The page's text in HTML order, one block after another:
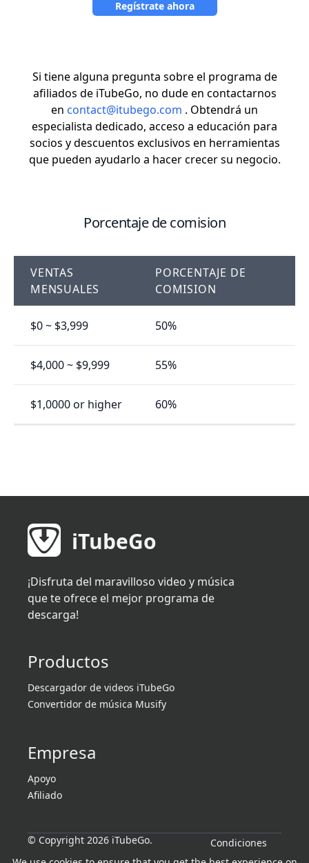
Regístrate ahora
Si tiene alguna pregunta sobre el programa de
afiliados de iTubeGo, no dude en contactarnos
en contact@itubego.com . Obtendrá un
especialista dedicado, acceso a educación para
socios y descuentos exclusivos en herramientas
que pueden ayudarlo a hacer crecer su negocio.
Porcentaje de comision
VENTAS
MENSUALES
PORCENTAJE DE
COMISION
$0 ~ $3,999 50%
$4,000 ~ $9,999 55%
$1,0000 or higher 60%
iTubeGo
¡Disfruta del maravilloso video y música
que te ofrece el mejor programa de
descarga!
Productos
Descargador de videos iTubeGo
Convertidor de música Musify
Empresa
Apoyo
Afiliado
© Copyright 2026 iTubeGo.
Condiciones
Intimidad